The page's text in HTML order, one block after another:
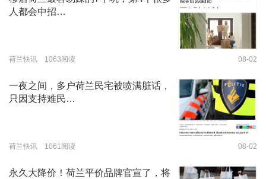
人都会中招…
荷兰快讯 1063阅读 08-02
一夜之间，多户荷兰民宅被喷满脏话，
只因支持难民…
荷兰快讯 1061阅读 08-02
永久大降价！荷兰平价品牌官宣了，将